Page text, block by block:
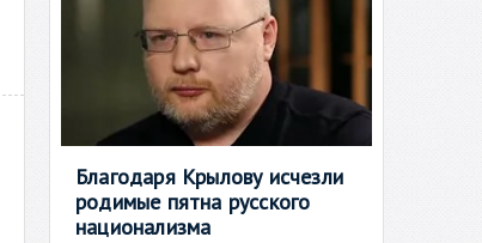
Благодаря Крылову исчезли
родимые пятна русского
национализма